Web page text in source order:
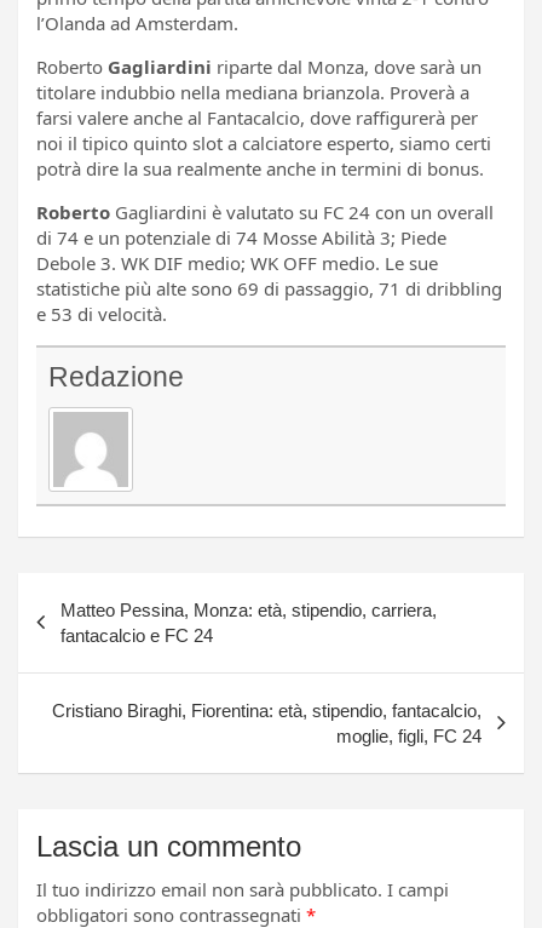
l’Olanda ad Amsterdam.
Roberto Gagliardini riparte dal Monza, dove sarà un
titolare indubbio nella mediana brianzola. Proverà a
farsi valere anche al Fantacalcio, dove raffigurerà per
noi il tipico quinto slot a calciatore esperto, siamo certi
potrà dire la sua realmente anche in termini di bonus.
Roberto Gagliardini è valutato su FC 24 con un overall
di 74 e un potenziale di 74 Mosse Abilità 3; Piede
Debole 3. WK DIF medio; WK OFF medio. Le sue
statistiche più alte sono 69 di passaggio, 71 di dribbling
e 53 di velocità.
Redazione
articoli
Matteo Pessina, Monza: età, stipendio, carriera,
fantacalcio e FC 24
Cristiano Biraghi, Fiorentina: età, stipendio, fantacalcio,
moglie, figli, FC 24
Lascia un commento
Il tuo indirizzo email non sarà pubblicato. I campi
obbligatori sono contrassegnati *